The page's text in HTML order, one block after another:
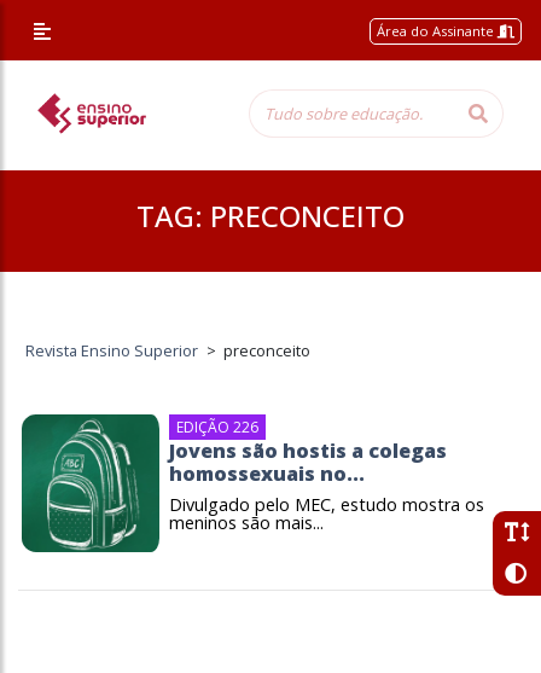
Área do Assinante
TAG: PRECONCEITO
Revista Ensino Superior > preconceito
EDIÇÃO 226
Jovens são hostis a colegas
homossexuais no...
Divulgado pelo MEC, estudo mostra os
meninos são mais...